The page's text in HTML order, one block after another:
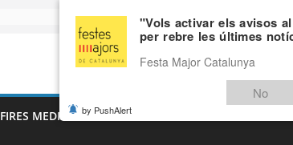
FIRES MEDIEVALS – AGENDA DE FIRES MEDIEVALS 2026
"Vols activar els avisos
per rebre les últimes
Festa Major Catalunya
No
by PushAlert